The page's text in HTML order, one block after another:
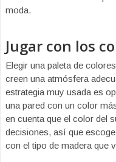
moda.
Jugar con los
Elegir una paleta de
creen una atmósfera
estrategia muy usada es
una pared con un color
en cuenta que el color del
decisiones, así que
con el tipo de madera que